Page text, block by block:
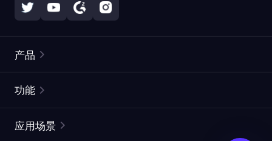
产品
静态住宅代理
功能
应用场景